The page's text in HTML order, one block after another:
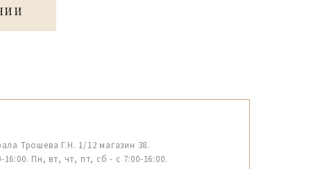
Трошева Г.Н. 1/12 магазин 38.
16:00. Пн, вт, чт, пт, сб - с 7:00-16:00.